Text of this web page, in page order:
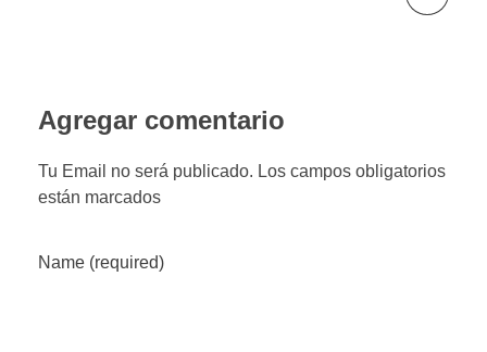
Agregar comentario
Tu Email no será publicado. Los campos obligatorios
están marcados
Name (required)